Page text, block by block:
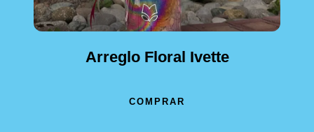
Arreglo Floral Ivette
COMPRAR